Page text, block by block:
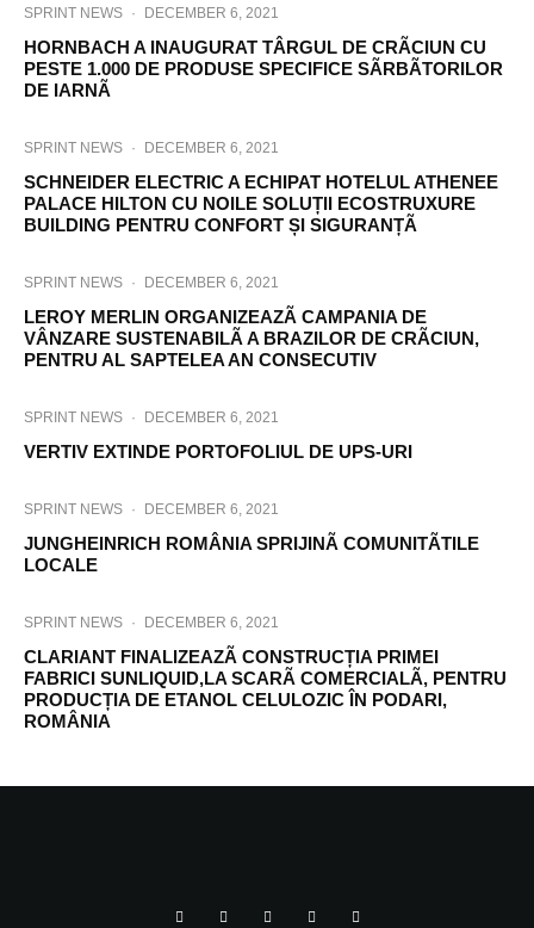
SPRINT NEWS · DECEMBER 6, 2021
HORNBACH A INAUGURAT TÂRGUL DE CRÃCIUN CU
PESTE 1.000 DE PRODUSE SPECIFICE SÃRBÃTORILOR
DE IARNÃ
SPRINT NEWS · DECEMBER 6, 2021
SCHNEIDER ELECTRIC A ECHIPAT HOTELUL ATHENEE
PALACE HILTON CU NOILE SOLUȚII ECOSTRUXURE
BUILDING PENTRU CONFORT ȘI SIGURANȚÃ
SPRINT NEWS · DECEMBER 6, 2021
LEROY MERLIN ORGANIZEAZÃ CAMPANIA DE
VÂNZARE SUSTENABILÃ A BRAZILOR DE CRÃCIUN,
PENTRU AL SAPTELEA AN CONSECUTIV
SPRINT NEWS · DECEMBER 6, 2021
VERTIV EXTINDE PORTOFOLIUL DE UPS-URI
SPRINT NEWS · DECEMBER 6, 2021
JUNGHEINRICH ROMÂNIA SPRIJINÃ COMUNITÃTILE
LOCALE
SPRINT NEWS · DECEMBER 6, 2021
CLARIANT FINALIZEAZÃ CONSTRUCȚIA PRIMEI
FABRICI SUNLIQUID,LA SCARÃ COMERCIALÃ, PENTRU
PRODUCȚIA DE ETANOL CELULOZIC ÎN PODARI,
ROMÂNIA